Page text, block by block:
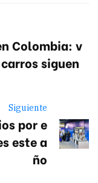
Colombia: v
siguen
Siguiente
por e
este a
ño